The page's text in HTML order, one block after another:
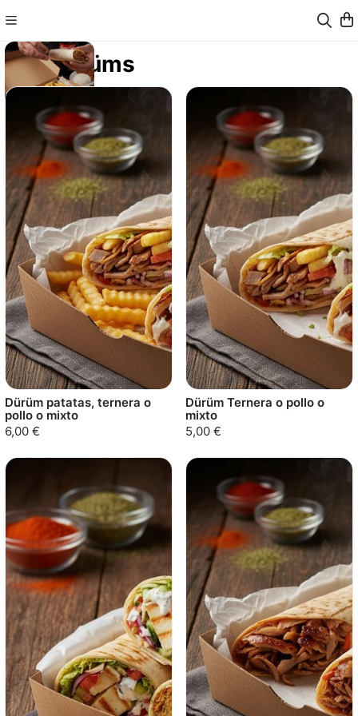
Dürüms
Dürüm patatas, ternera o
pollo o mixto
6,00 €
Dürüm Ternera o pollo o
mixto
5,00 €